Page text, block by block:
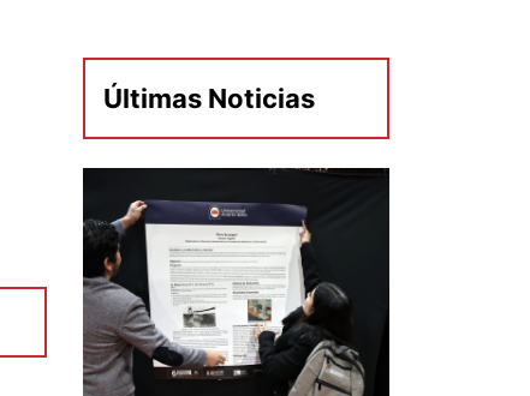
Últimas Noticias